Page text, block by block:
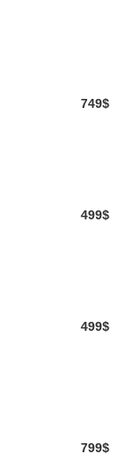
749$
499$
499$
799$